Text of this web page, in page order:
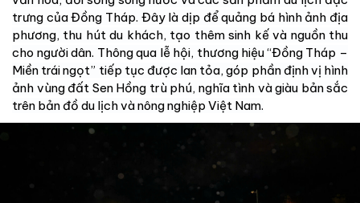
trưng của Đồng Tháp. Đây là dịp để quảng bá hình ảnh địa
phương, thu hút du khách, tạo thêm sinh kế và nguồn thu
cho người dân. Thông qua lễ hội, thương hiệu “Đồng Tháp –
Miền trái ngọt” tiếp tục được lan tỏa, góp phần định vị hình
ảnh vùng đất Sen Hồng trù phú, nghĩa tình và giàu bản sắc
trên bản đồ du lịch và nông nghiệp Việt Nam.